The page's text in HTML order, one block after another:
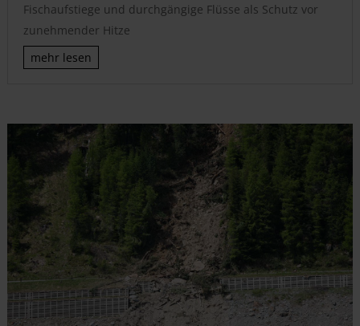
Fischaufstiege und durchgängige Flüsse als Schutz vor
zunehmender Hitze
mehr lesen